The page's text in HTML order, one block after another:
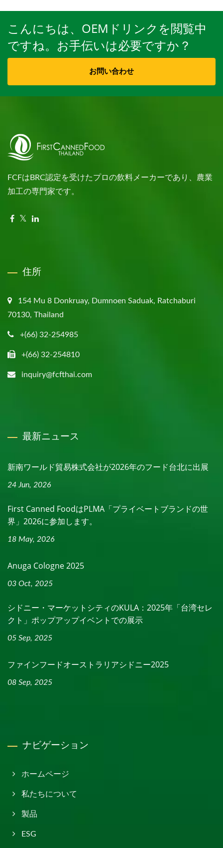
こんにちは、OEMドリンクを閲覧中
ですね。お手伝いは必要ですか？
お問い合わせ
FCFはBRC認定を受けたプロの飲料メーカーであり、農業
加工の専門家です。
住所
154 Mu 8 Donkruay, Dumnoen Saduak, Ratchaburi
70130, Thailand
+(66) 32-254985
+(66) 32-254810
inquiry@fcfthai.com
最新ニュース
新南ワールド貿易株式会社が2026年のフード台北に出展
24 Jun, 2026
First Canned FoodはPLMA「プライベートブランドの世
界」2026に参加します。
18 May, 2026
Anuga Cologne 2025
03 Oct, 2025
シドニー・マーケットシティのKULA：2025年「台湾セレ
クト」ポップアップイベントでの展示
05 Sep, 2025
ファインフードオーストラリアシドニー2025
08 Sep, 2025
ナビゲーション
ホームページ
私たちについて
製品
ESG